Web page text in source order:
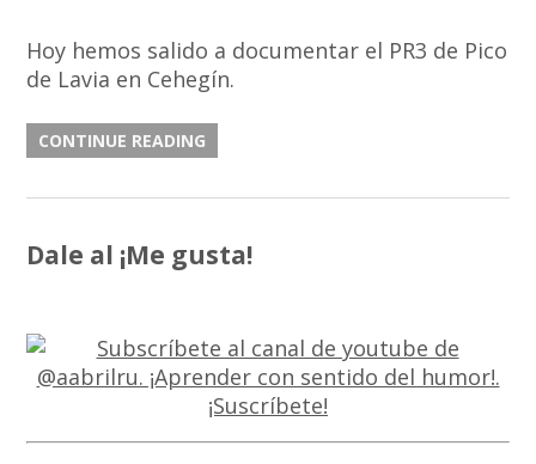
Hoy hemos salido a documentar el PR3 de Pico
de Lavia en Cehegín.
CONTINUE READING
Dale al ¡Me gusta!